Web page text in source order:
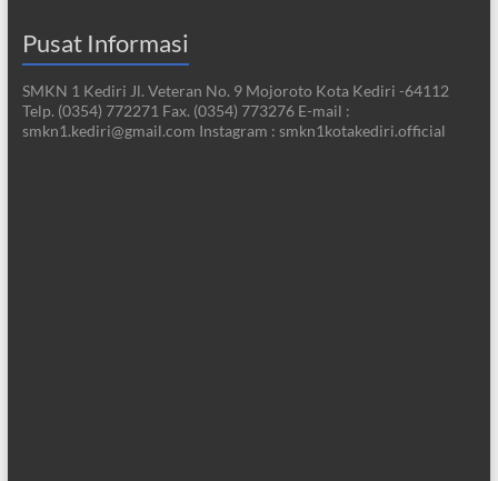
Pusat Informasi
SMKN 1 Kediri Jl. Veteran No. 9 Mojoroto Kota Kediri -64112
Telp. (0354) 772271 Fax. (0354) 773276 E-mail :
smkn1.kediri@gmail.com Instagram : smkn1kotakediri.official